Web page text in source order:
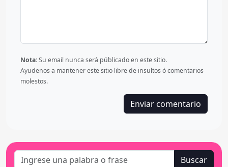
Nota:Su email nunca será públicado en este sitio.
Ayudenos a mantener este sitio libre de insultos ó comentarios
molestos.
Enviar comentario
Buscar